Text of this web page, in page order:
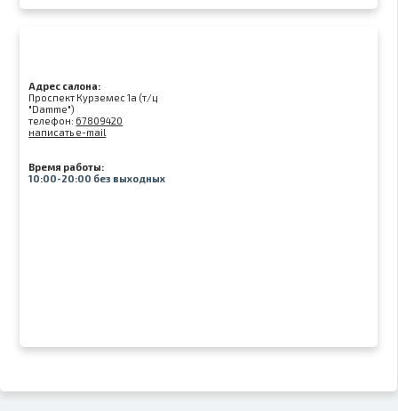
Адрес салона:
Проспект Курземес 1а (т/ц
"Damme")
телефон: 67809420
написать e-mail
Время работы:
10:00-20:00 без выходных